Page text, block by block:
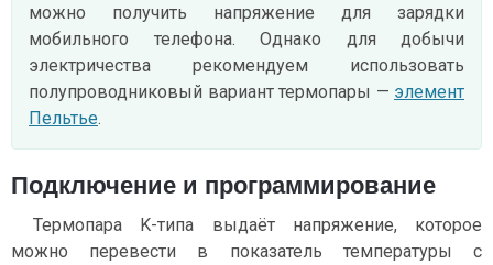
можно получить напряжение для зарядки
мобильного телефона. Однако для добычи
электричества рекомендуем использовать
полупроводниковый вариант термопары — элемент
Пельтье.
Подключение и программирование
Термопара K-типа выдаёт напряжение, которое
можно перевести в показатель температуры с